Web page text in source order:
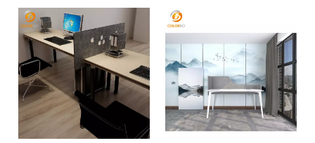
Cubicoli da lavoro per
ufficio
assorbimento acustico
per decorazioni da ufficio